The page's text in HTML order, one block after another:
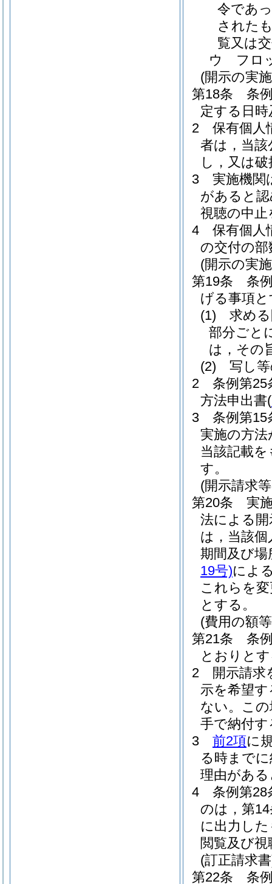
令であ
された
覧又は
ウ
フロ
(開示の実
第18条
条
定する日
2
保有個人
者は，当
し，又は
3
実施機関
があると
視聴の中
4
保有個人
の交付の
(開示の実
第19条
条
げる事項
(1)
求め
部分ごと
は，その
(2)
写し
2
条例第25
方法申出書(
3
条例第
実施の方
当該記載
す。
(開示請求
第20条
実
法による
は，当該
期間及び場
19号)によ
これらを
とする。
(費用の額
第21条
条
とおりと
2
開示請求
示を希望
ない。 こ
手で納付
3
前2項に
る時まで
理由があ
4
条例第
のは，第
に出力し
閲覧及び
(訂正請求
第22条
条